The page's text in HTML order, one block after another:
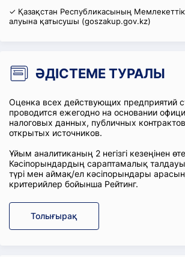
✓ Қазақстан Республикасының
алуына қатысушы (goszakup.gov.kz)
ӘДІСТЕМЕ ТУРАЛЫ
Оценка всех действующих предприятий
проводится ежегодно на основании
налоговых данных, публичных
открытых источников.
Ұйым аналитиканың 2 негізгі кезеңінен
Кәсіпорындардың сараптамалық
түрі мен аймақ/ел кәсіпорындары
критерийлер бойынша Рейтинг.
Толығырақ